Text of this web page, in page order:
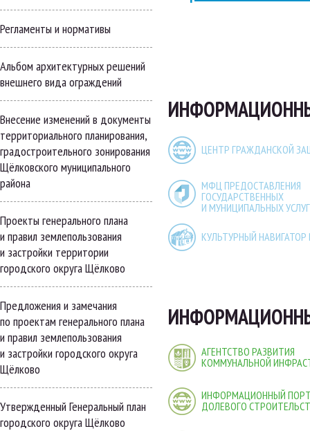
Регламенты и нормативы
Альбом архитектурных решений
внешнего вида ограждений
Внесение изменений в документы
территориального планирования,
градостроительного зонирования
Щёлковского муниципального
района
Проекты генерального плана
и правил землепользования
и застройки территории
городского округа Щёлково
Предложения и замечания
по проектам генерального плана
и правил землепользования
и застройки городского округа
Щёлково
Утвержденный Генеральный план
городского округа Щёлково
ЦЕНТР ГРАЖДАНСКОЙ
МФЦ ПРЕДОСТАВЛЕНИЯ
ГОСУДАРСТВЕННЫХ
И МУНИЦИПАЛЬНЫХ УСЛУГ
КУЛЬТУРНЫЙ
АГЕНТСТВО РАЗВИТИЯ
КОММУНАЛЬНОЙ
ИНФОРМАЦИОННЫЙ
ДОЛЕВОГО